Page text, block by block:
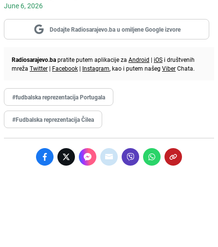
June 6, 2026
Dodajte Radiosarajevo.ba u omiljene Google izvore
Radiosarajevo.bapratite putem aplikacije za Android | iOS i društvenih
mreža Twitter | Facebook | Instagram, kao i putem našeg ViberChata.
#fudbalska reprezentacija Portugala
#Fudbalska reprezentacija Čilea